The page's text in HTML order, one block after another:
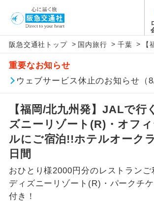
阪急交通社トップ > 国内旅行 > 千葉 >
重要なお知らせ
ウェブサービス休止のお知らせ（
【福岡/北九州発】JALで行
ズニーリゾート(R)・オフ
ルにご宿泊!!ホテルオーク
日間
おひとり様2000円分のレストラン
ディズニーリゾート(R)・パークチ
付き！
【国内旅客施設使用料について】
旅行代金に国内旅客施設使用料
りません。別途お支払いが必要と
羽田往復：大人900円、子供440
アイコン 説明
添乗員同行
往路出発空港（駅）か
（駅）まで同行します。
現地添乗員同
行
現地到着空港（駅）か
（駅）まで添乗員が同
バスガイド乗
務
バスガイドが乗務し、
新コース 初登場のコースです。